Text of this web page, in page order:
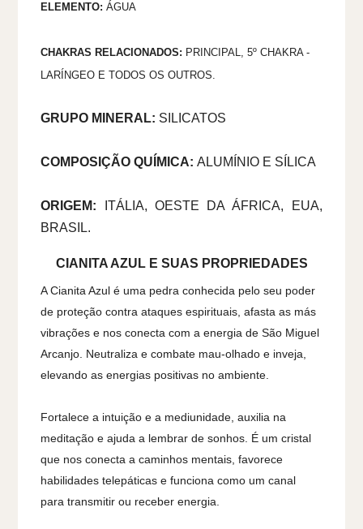
ELEMENTO:ÁGUA
CHAKRAS RELACIONADOS: PRINCIPAL,5ºCHAKRA -
LARÍNGEO E TODOS OS OUTROS.
GRUPO MINERAL: SILICATOS
COMPOSIÇÃO QUÍMICA:ALUMÍNIO E SÍLICA
ORIGEM:
ITÁLIA, OESTE DA ÁFRICA, EUA,
BRASIL.
CIANITA AZUL E SUAS PROPRIEDADES
A Cianita Azul é uma pedra conhecida pelo seu poder
de proteção contra ataques espirituais, afasta as más
vibrações e nos conecta com a energia de São Miguel
Arcanjo. Neutraliza e combate mau-olhado e inveja,
elevando as energias positivas no ambiente.
Fortalece a intuição e a mediunidade, auxilia na
meditação e ajuda a lembrar de sonhos. É um cristal
que nos conecta a caminhos mentais, favorece
habilidades telepáticas e funciona como um canal
para transmitir ou receber energia.